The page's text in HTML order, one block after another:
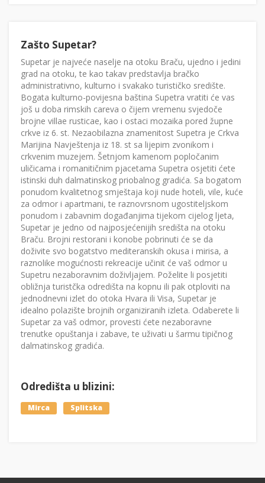
Zašto Supetar?
Supetar je najveće naselje na otoku Braču, ujedno i jedini
grad na otoku, te kao takav predstavlja bračko
administrativno, kulturno i svakako turističko središte.
Bogata kulturno-povijesna baština Supetra vratiti će vas
još u doba rimskih careva o čijem vremenu svjedoče
brojne villae rusticae, kao i ostaci mozaika pored župne
crkve iz 6. st. Nezaobilazna znamenitost Supetra je Crkva
Marijina Navještenja iz 18. st sa lijepim zvonikom i
crkvenim muzejem. Šetnjom kamenom popločanim
uličicama i romanitičnim pjacetama Supetra osjetiti ćete
istinski duh dalmatinskog priobalnog gradića. Sa bogatom
ponudom kvalitetnog smještaja koji nude hoteli, vile, kuće
za odmor i apartmani, te raznovrsnom ugostiteljskom
ponudom i zabavnim događanjima tijekom cijelog ljeta,
Supetar je jedno od najposjećenijih središta na otoku
Braču. Brojni restorani i konobe pobrinuti će se da
doživite svo bogatstvo mediteranskih okusa i mirisa, a
raznolike mogućnosti rekreacije učinit će vaš odmor u
Supetru nezaboravnim doživljajem. Poželite li posjetiti
obližnja turistčka odredišta na kopnu ili pak otploviti na
jednodnevni izlet do otoka Hvara ili Visa, Supetar je
idealno polazište brojnih organiziranih izleta. Odaberete li
Supetar za vaš odmor, provesti ćete nezaboravne
trenutke opuštanja i zabave, te uživati u šarmu tipičnog
dalmatinskog gradića.
Odredišta u blizini:
Mirca Splitska